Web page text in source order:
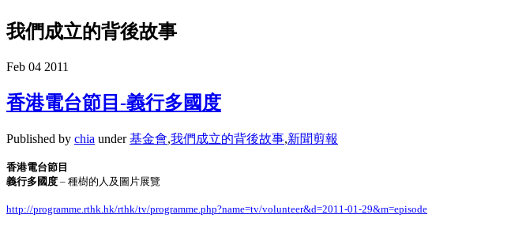
我們成立的背後故事
Feb 04 2011
香港電台節目-義行多國度
Published by chia under基金會,我們成立的背後故事,新聞剪報
香港電台節目
義行多國度 – 種樹的人及圖片展覽
http://programme.rthk.hk/rthk/tv/programme.php?name=tv/volunteer&d=2011-01-29&m=episode